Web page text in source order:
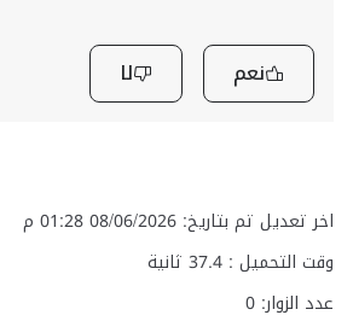
نعم لا
اخر تعديل تم بتاريخ: 08/06/2026 01:28 م
وقت التحميل : 37.4 ثانية
عدد الزوار: 0